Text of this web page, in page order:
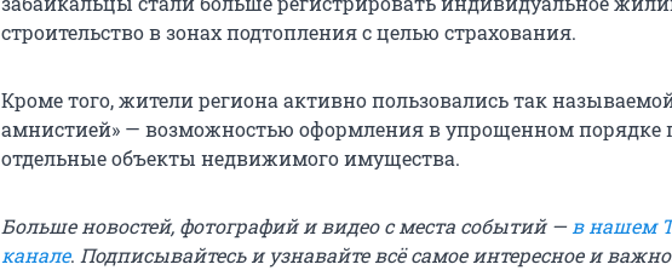
строительство в зонах подтопления с целью страхования.
Кроме того, жители региона активно пользовались так
амнистией» — возможностью оформления в упрощенном порядке
отдельные объекты недвижимого имущества.
Больше новостей, фотографий и видео с места событий — в нашем
канале. Подписывайтесь и узнавайте всё самое интересное и